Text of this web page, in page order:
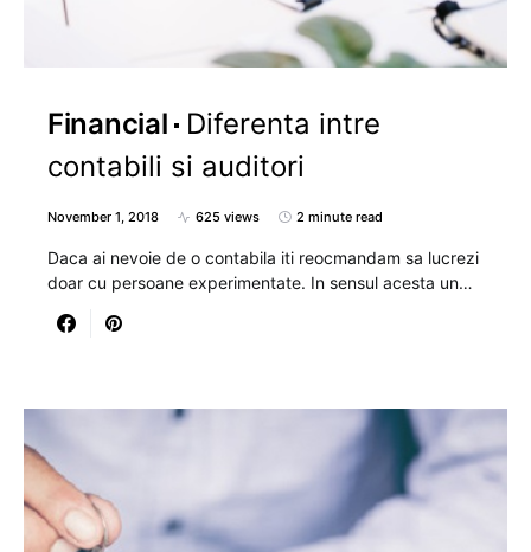
Financial
Diferenta intre
contabili si auditori
November 1, 2018 625 views 2 minute read
Daca ai nevoie de o contabila iti reocmandam sa lucrezi
doar cu persoane experimentate. In sensul acesta un…